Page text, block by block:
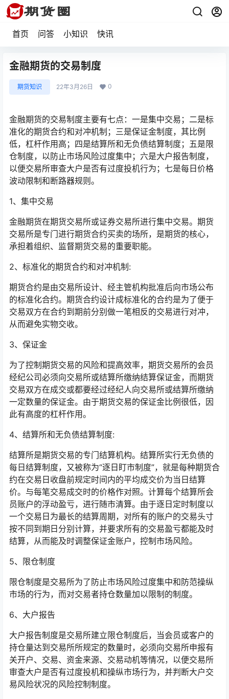
首页 问答 小知识 快讯
金融期货的交易制度
期货知识 22年3月26日 0
金融期货的交易制度主要有七点：一是集中交易；二是标
准化的期货合约和对冲机制；三是保证金制度，其比例
低，杠杆作用高；四是结算所和无负债结算制度；五是限
仓制度，以防止市场风险过度集中；六是大户报告制度，
以便交易所审查大户是否有过度投机行为；七是每日价格
波动限制和断路器规则。
1、集中交易
金融期货在期货交易所或证券交易所进行集中交易。期货
交易所是专门进行期货合约买卖的场所，是期货的核心，
承担着组织、监督期货交易的重要职能。
2、标准化的期货合约和对冲机制:
期货合约是由交易所设计、经主管机构批准后向市场公布
的标准化合约。期货合约设计成标准化的合约是为了便于
交易双方在合约到期前分别做一笔相反的交易进行对冲，
从而避免实物交收。
3、保证金
为了控制期货交易的风险和提高效率，期货交易所的会员
经纪公司必须向交易所或结算所缴纳结算保证金，而期货
交易双方在成交或都要经过经纪人向交易所或结算所缴纳
一定数量的保证金。由于期货交易的保证金比例很低，因
此有高度的杠杆作用。
4、结算所和无负债结算制度:
结算所是期货交易的专门结算机构。结算所实行无负债的
每日结算制度，又被称为“逐日盯市制度”，就是每种期货合
约在交易日收盘前规定时间内的平均成交价为当日结算
价。与每笔交易成交时的价格作对照。计算每个结算所会
员账户的浮动盈亏，进行随市清算。由于逐日定时制度以
一个交易日为最长的结算周期，对所有的账户的交易头寸
按不同到期日分别计算，并要求所有的交易盈亏都能及时
结算，从而能及时调整保证金账户，控制市场风险。
5、限仓制度
限仓制度是交易所为了防止市场风险过度集中和防范操纵
市场的行为，而对交易者持仓数量加以限制的制度。
6、大户报告
大户报告制度是交易所建立限仓制度后，当会员或客户的
持仓量达到交易所所规定的数量时，必须向交易所申报有
关开户、交易、资金来源、交易动机等情况，以便交易所
审查大户是否有过度投机和操纵市场行为，并判断大户交
易风险状况的风险控制制度。